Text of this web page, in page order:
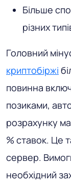
Більше
різних
Головний
криптобіржі
повинна
позиками,
розрахунку
% ставок. Це
сервер.
необхідний